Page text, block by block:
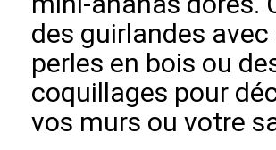
des guirlandes avec
perles en bois ou
coquillages pour
vos murs ou votre